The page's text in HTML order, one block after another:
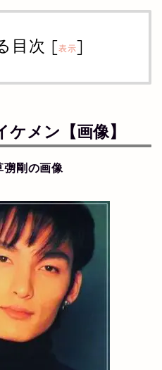
目次 [表示]
メン【画像】
彅剛の画像